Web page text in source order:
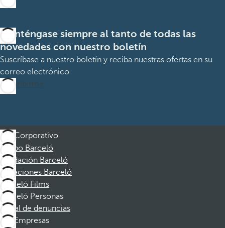
Manténgase siempre al tanto de todas las
novedades con nuestro boletín
Suscríbase a nuestro boletín y reciba nuestras ofertas en su
correo electrónico
Suscribirme
Corporativo
Grupo Barceló
Fundación Barceló
Vacaciones Barceló
Barceló Films
Barceló Personas
Canal de denuncias
Empresas